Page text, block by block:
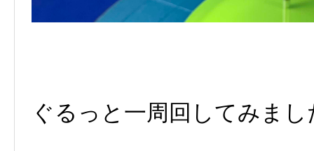
ぐるっと一周回してみまし